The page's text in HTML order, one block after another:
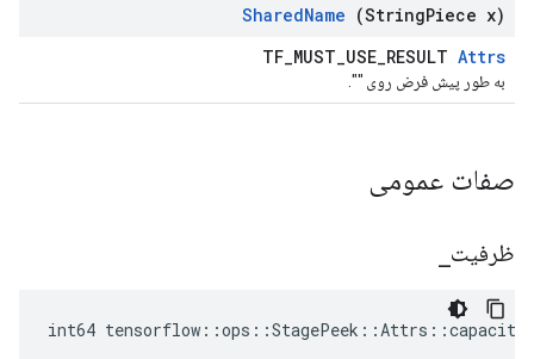
SharedName (StringPiece x)
TF_MUST_USE_RESULT Attrs
به طور پیش فرض روی "".
صفات عمومی
ظرفیت
int64